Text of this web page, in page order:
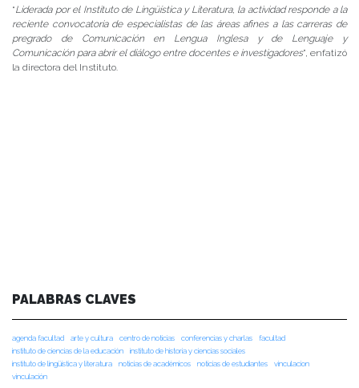
“Liderada por el Instituto de Lingüística y Literatura, la actividad responde a la
reciente convocatoria de especialistas de las áreas afines a las carreras de
pregrado de Comunicación en Lengua Inglesa y de Lenguaje y
Comunicación para abrir el diálogo entre docentes e investigadores”, enfatizó
la directora del Instituto.
PALABRAS CLAVES
agenda facultad arte y cultura centro de noticias conferencias y charlas
facultad
instituto de ciencias de la educación
instituto de historia y ciencias sociales
instituto de lingüística y literatura
noticias de académicos noticias de estudiantes
vinculacion
vinculación